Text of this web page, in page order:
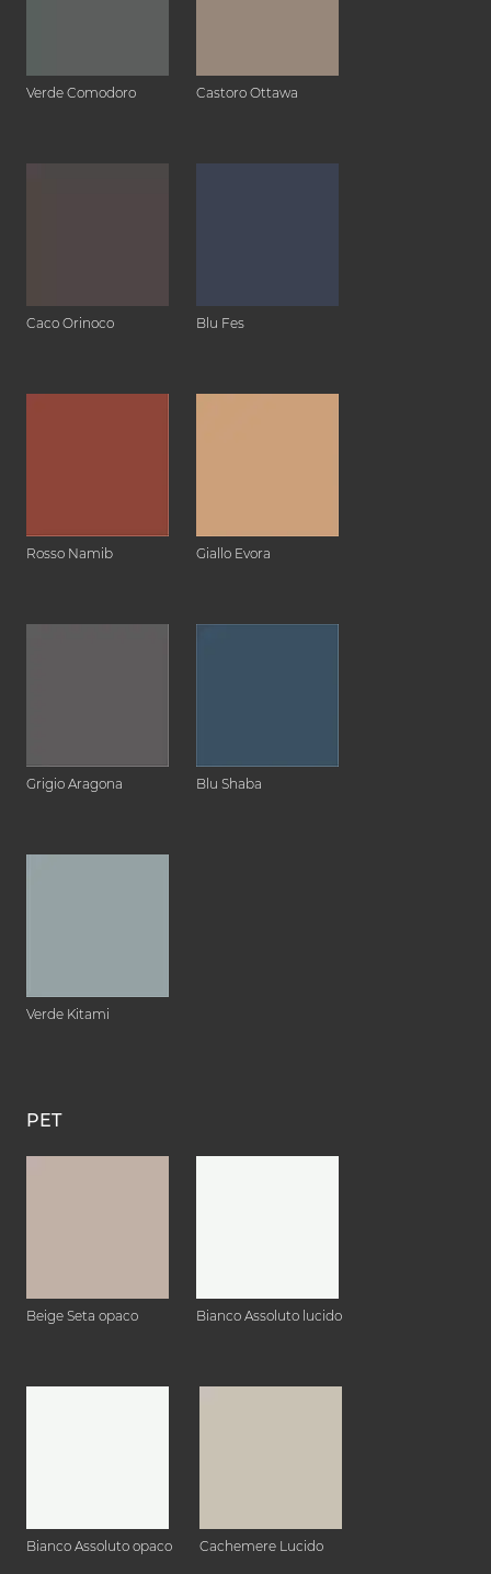
Verde Comodoro Castoro Ottawa
Caco Orinoco Blu Fes
Rosso Namib Giallo Evora
Grigio Aragona Blu Shaba
Verde Kitami
PET
Beige Seta opaco Bianco Assoluto lucido
Bianco Assoluto opaco Cachemere Lucido